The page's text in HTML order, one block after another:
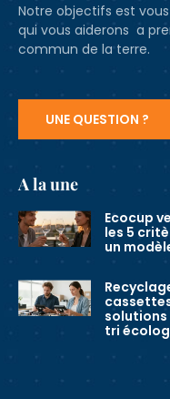
Notre objectifs est
qui vous aiderons a
commun de la terre.
UNE QUESTION ?
A la une
Ecocup
les 5
un
solutions
tri